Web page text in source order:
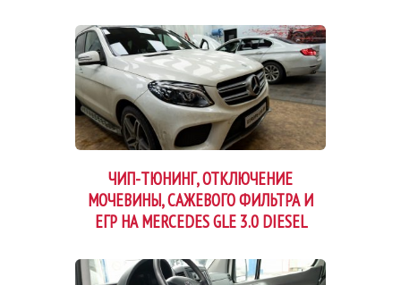
ЧИП-ТЮНИНГ, ОТКЛЮЧЕНИЕ
МОЧЕВИНЫ, САЖЕВОГО ФИЛЬТРА И
ЕГР НА MERCEDES GLE 3.0 DIESEL